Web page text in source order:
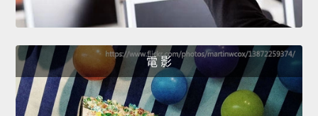
電 影